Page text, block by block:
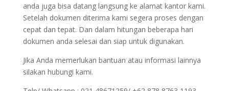
anda juga bisa datang langsung ke alamat kantor kami.
Setelah dokumen diterima kami segera proses dengan
cepat dan tepat. Dan dalam hitungan beberapa hari
dokumen anda selesai dan siap untuk digunakan.
Jika Anda memerlukan bantuan atau informasi lainnya
silakan hubungi kami.